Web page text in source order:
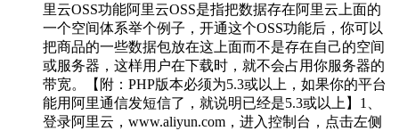
里云OSS功能阿里云OSS是指把数据存在阿里云上面的
一个空间体系举个例子，开通这个OSS功能后，你可以
把商品的一些数据包放在这上面而不是存在自己的空间
或服务器，这样用户在下载时，就不会占用你服务器的
带宽。【附：PHP版本必须为5.3或以上，如果你的平台
能用阿里通信发短信了，就说明已经是5.3或以上】1、
登录阿里云，www.aliyun.com，进入控制台，点击左侧